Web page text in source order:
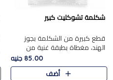
شكلمة تشوكليت كبير
قطع كبيرة من الشكلمة بجوز
الهند، مغطاة بطبقة غنية من
الشوكولاتة الفاخرة لتجمع بين
القوام الطري من الداخل مركز جوز
الهند المطاطي والمذاق الغن..
85.00 جنيه
أضف